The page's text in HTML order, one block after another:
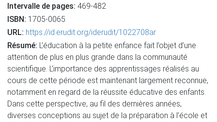
Intervalle de pages: 469-482
ISBN: 1705-0065
URL: https://id.erudit.org/iderudit/1022708ar
Résumé: L’éducation à la petite enfance fait l’objet d’une
attention de plus en plus grande dans la communauté
scientifique. L’importance des apprentissages réalisés au
cours de cette période est maintenant largement reconnue,
notamment en regard de la réussite éducative des enfants.
Dans cette perspective, au fil des dernières années,
diverses conceptions au sujet de la préparation à l’école et